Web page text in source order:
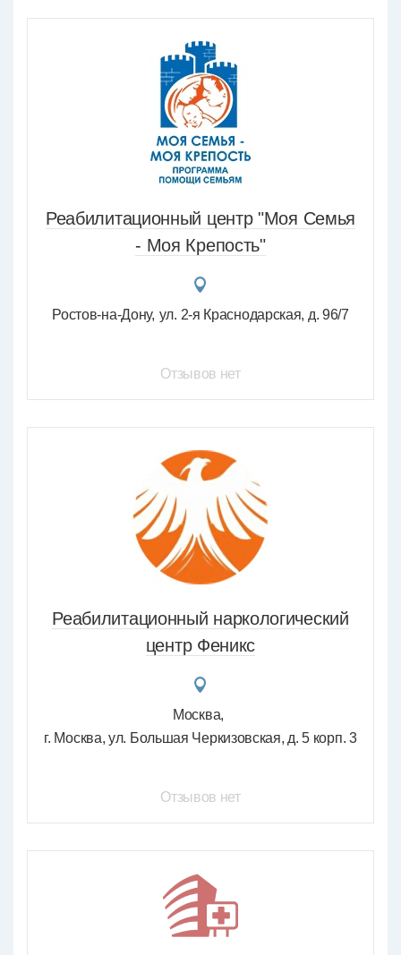
Реабилитационный центр "Моя Семья
- Моя Крепость"
Ростов-на-Дону ул. 2-я Краснодарская, д. 96/7
Отзывов нет
Реабилитационный наркологический
центр Феникс
Москва
г. Москва, ул. Большая Черкизовская, д. 5 корп. 3
Отзывов нет